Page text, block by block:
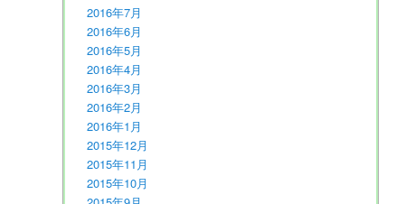
2016年7月
2016年6月
2016年5月
2016年4月
2016年3月
2016年2月
2016年1月
2015年12月
2015年11月
2015年10月